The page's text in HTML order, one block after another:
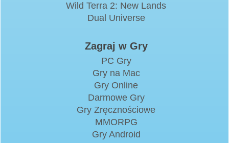
Wild Terra 2: New Lands
Dual Universe
Zagraj w Gry
PC Gry
Gry na Mac
Gry Online
Darmowe Gry
Gry Zręcznościowe
MMORPG
Gry Android